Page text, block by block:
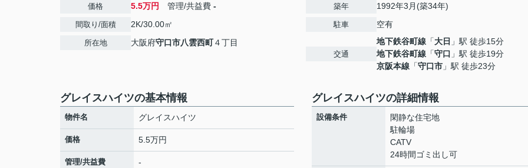
価格 5.5万円 管理/共益費 -
間取り/面積 2K/30.00㎡
所在地 大阪府守口市八雲西町４丁目
築年 1992年3月(築34年)
駐車 空有
交通
地下鉄谷町線 「大日 」駅 徒歩15分
地下鉄谷町線 「守口 」駅 徒歩19分
京阪本線 「守口市 」駅 徒歩23分
グレイスハイツの基本情報
物件名 グレイスハイツ
価格 5.5万円
管理/共益費 -
グレイスハイツの詳細情報
設備条件
閑静な住宅地
駐輪場
CATV
24時間ゴミ出し可